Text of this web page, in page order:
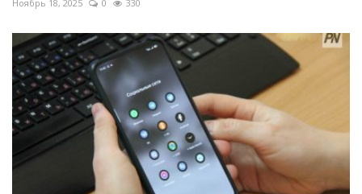
Ноябрь 18, 2025 0 330